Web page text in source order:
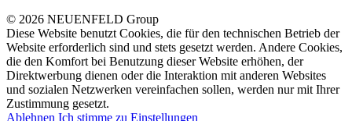
© 2026 NEUENFELD Group
Diese Website benutzt Cookies, die für den technischen Betrieb der
Website erforderlich sind und stets gesetzt werden. Andere Cookies,
die den Komfort bei Benutzung dieser Website erhöhen, der
Direktwerbung dienen oder die Interaktion mit anderen Websites
und sozialen Netzwerken vereinfachen sollen, werden nur mit Ihrer
Zustimmung gesetzt.
Ablehnen Ich stimme zu Einstellungen